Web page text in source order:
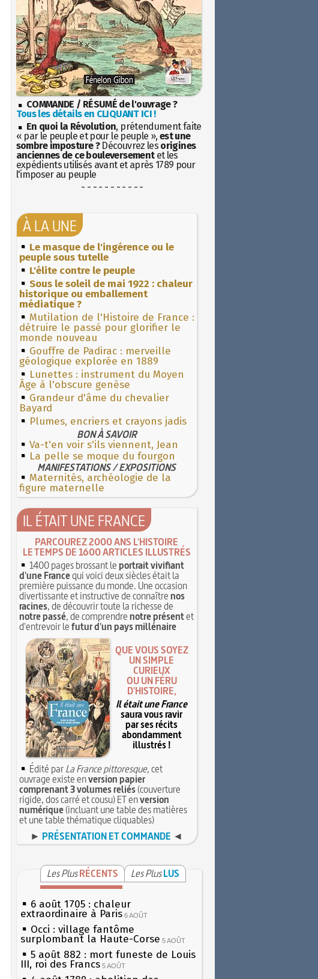
COMMANDE / RÉSUMÉ de l'ouvrage ?
Tous les détails en CLIQUANT ICI !
En quoi la Révolution, prétendument faite
« par le peuple et pour le peuple », est une
sombre imposture ?Découvrez les origines
anciennes de ce bouleversementet les
expédients utilisés avant et après 1789 pour
l'imposer au peuple
- - - - - - - - - - -
À LA UNE
Le masque de l'ingérence ou le
peuple sous tutelle
L'élite contre le peuple
Sous le soleil de mai 1922 : chaleur
historique ou emballement
médiatique ?
Mutilation de l'Histoire de France :
détruire le passé pour glorifier le
monde nouveau
Gouffre de Padirac : merveille
géologique explorée en 1889
Lunettes : instrument du Moyen
Âge à l'obscure genèse
Grandeur d'âme du chevalier
Bayard
Plumes, encriers et crayons jadis
BON À SAVOIR
Va-t'en voir s'ils viennent, Jean
La pelle se moque du fourgon
MANIFESTATIONS / EXPOSITIONS
Maternités, archéologie de la
figure maternelle
IL ÉTAIT UNE FRANCE
PARCOUREZ 2000 ANS L'HISTOIRE
LE TEMPS DE 1600 ARTICLES ILLUSTRÉS
1400 pages brossant leportrait vivifiant
d'une Francequi voici deux siècles était la
première puissance du monde. Une occasion
divertissante et instructive de connaîtrenos
racines, de découvrir toute la richesse de
notre passé, de comprendrenotre présentet
d'entrevoir lefutur d'un pays millénaire
QUE VOUS SOYEZ
UN SIMPLE
CURIEUX
OU UN FÉRU
D'HISTOIRE,
Il était une France
saura vous ravir
par ses récits
abondamment
illustrés !
Édité parLa France pittoresque, cet
ouvrage existe enversion papier
comprenant 3 volumes reliés(couverture
rigide, dos carré et cousu) ET enversion
numérique(incluant une table des matières
et une table thématique cliquables)
► PRÉSENTATION ET COMMANDE ◄
Les Plus RÉCENTS Les Plus LUS
6 août 1705 : chaleur
extraordinaire à Paris 6 AOÛT
Occi : village fantôme
surplombant la Haute-Corse 5 AOÛT
5 août 882 : mort funeste de Louis
III, roi des Francs 5 AOÛT